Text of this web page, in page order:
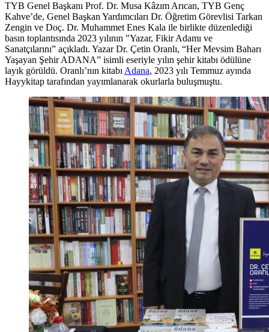
TYB Genel Başkanı Prof. Dr. Musa Kâzım Arıcan, TYB Genç
Kahve’de, Genel Başkan Yardımcıları Dr. Öğretim Görevlisi Tarkan
Zengin ve Doç. Dr. Muhammet Enes Kala ile birlikte düzenlediği
basın toplantısında 2023 yılının "Yazar, Fikir Adamı ve
Sanatçılarını” açıkladı. Yazar Dr. Çetin Oranlı, “Her Mevsim Baharı
Yaşayan Şehir ADANA” isimli eseriyle yılın şehir kitabı ödülüne
layık görüldü. Oranlı’nın kitabıAdana, 2023 yılı Temmuz ayında
Hayykitap tarafından yayımlanarak okurlarla buluşmuştu.